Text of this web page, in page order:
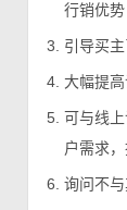
行销优势
引导买
大幅提
可与线
户需求
询问不